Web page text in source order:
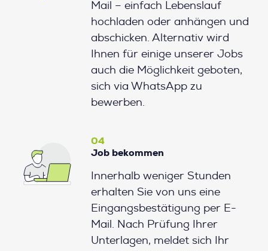
Mail – einfach Lebenslauf
hochladen oder anhängen und
abschicken. Alternativ wird
Ihnen für einige unserer Jobs
auch die Möglichkeit geboten,
sich via WhatsApp zu
bewerben.
04
Job bekommen
Innerhalb weniger Stunden
erhalten Sie von uns eine
Eingangsbestätigung per E-
Mail. Nach Prüfung Ihrer
Unterlagen, meldet sich Ihr